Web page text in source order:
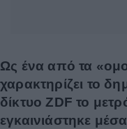
Ως ένα από τα
χαρακτηρίζει το
δίκτυο ZDF το
εγκαινιάστηκε